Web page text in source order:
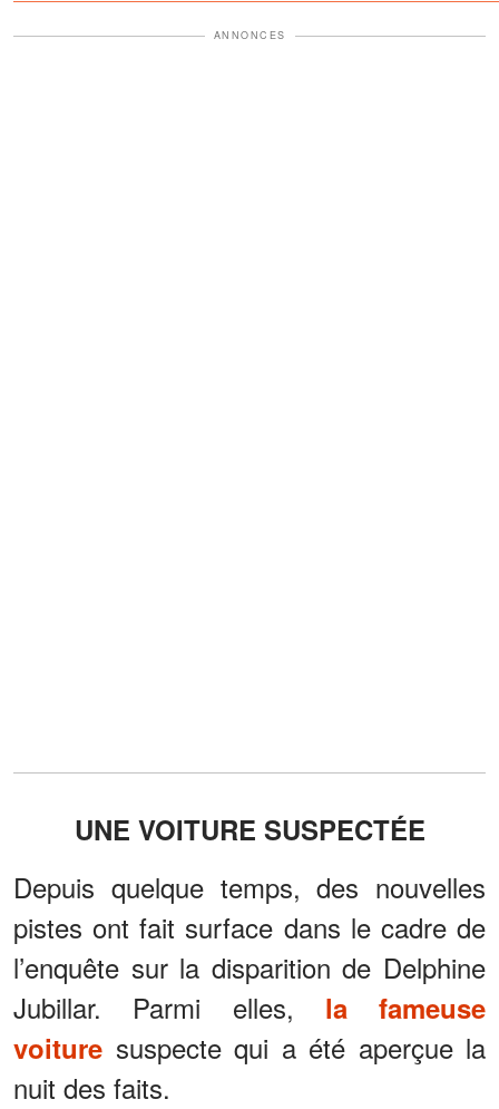
ANNONCES
UNE VOITURE SUSPECTÉE
Depuis quelque temps, des nouvelles
pistes ont fait surface dans le cadre de
l’enquête sur la disparition de Delphine
Jubillar. Parmi elles, la fameuse
voiture suspecte qui a été aperçue la
nuit des faits.